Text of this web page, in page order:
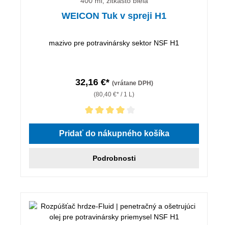
WEICON Tuk v spreji H1
mazivo pre potravinársky sektor NSF H1
32,16 €* (vrátane DPH)
(80,40 €* / 1 L)
Priemerné hodnotenie 4 z 5 hviezdičiek
Pridať do nákupného košíka
Podrobnosti